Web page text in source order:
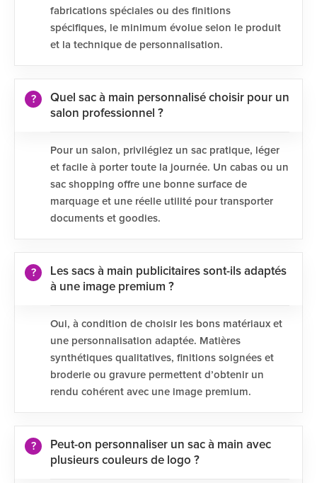
fabrications spéciales ou des finitions
spécifiques, le minimum évolue selon le produit
et la technique de personnalisation.
Quel sac à main personnalisé choisir pour un
salon professionnel ?
Pour un salon, privilégiez un sac pratique, léger
et facile à porter toute la journée. Un cabas ou un
sac shopping offre une bonne surface de
marquage et une réelle utilité pour transporter
documents et goodies.
Les sacs à main publicitaires sont-ils adaptés
à une image premium ?
Oui, à condition de choisir les bons matériaux et
une personnalisation adaptée. Matières
synthétiques qualitatives, finitions soignées et
broderie ou gravure permettent d’obtenir un
rendu cohérent avec une image premium.
Peut-on personnaliser un sac à main avec
plusieurs couleurs de logo ?